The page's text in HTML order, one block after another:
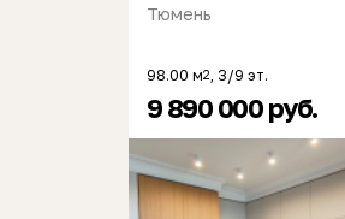
Тюмень
98.00 м2 , 3/9 эт.
9 890 000 руб.